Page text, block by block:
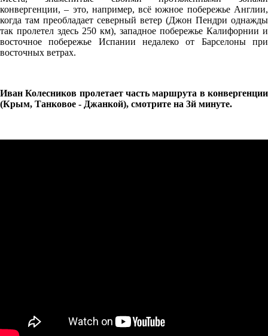
конвергенции, – это, например, всё южное побережье Англии,
когда там преобладает северный ветер (Джон Пендри однажды
так пролетел здесь 250 км), западное побережье Калифорнии и
восточное побережье Испании недалеко от Барселоны при
восточных ветрах.
Иван Колесников пролетает часть маршрута в конвергенции
(Крым, Танковое - Джанкой), смотрите на 3й минуте.